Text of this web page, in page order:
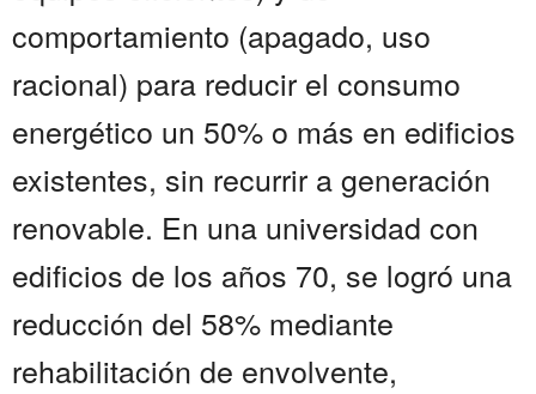
comportamiento (apagado, uso
racional) para reducir el consumo
energético un 50% o más en edificios
existentes, sin recurrir a generación
renovable. En una universidad con
edificios de los años 70, se logró una
reducción del 58% mediante
rehabilitación de envolvente,